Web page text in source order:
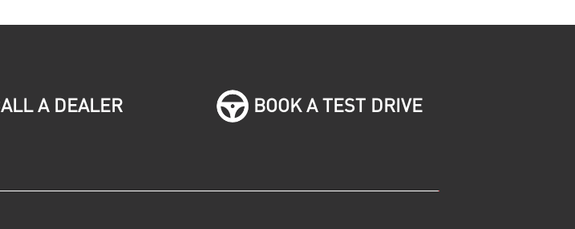
A DEALER BOOK A TEST DRIVE